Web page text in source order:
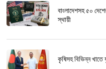
বাংলাদেশসহ ৫০
স্থায়ী
কৃষিসহ বিভিন্ন খাতে